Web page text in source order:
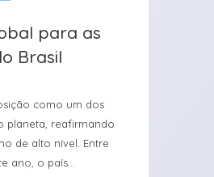
para as
Brasil
para as
Brasil
como um dos
planeta, reafirmando
de alto nível. Entre
ano, o país...